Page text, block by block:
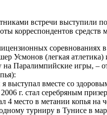
встречи выступили
корреспондентов
Усмонов (легкая
Паралимпийские игры, –
вместе со
г. стал серебряным
4 место в метании копья
турниру в Тунисе в